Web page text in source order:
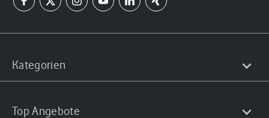
Kategorien
Top Angebote